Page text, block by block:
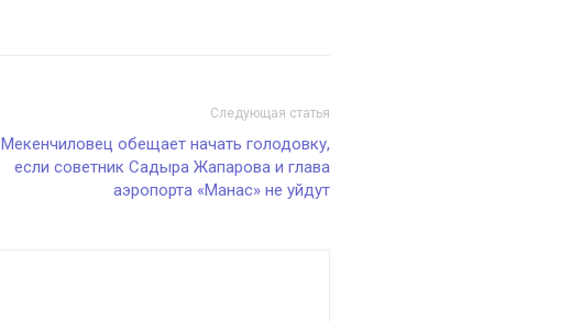
Следующая статья
Мекенчиловец обещает начать голодовку,
если советник Садыра Жапарова и глава
аэропорта «Манас» не уйдут